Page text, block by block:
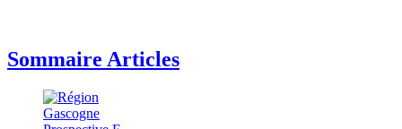
Sommaire Articles